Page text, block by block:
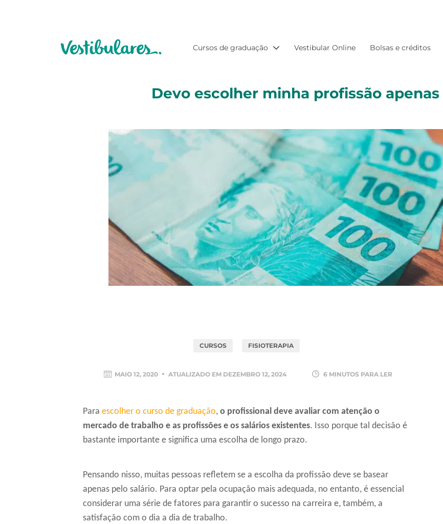
Cursos de graduação Vestibular Online Bolsas e créditos
Devo escolher minha profissão apenas
CURSOS FISIOTERAPIA
MAIO 12, 2020 ATUALIZADO EM DEZEMBRO 12, 2024 6 MINUTOS PARA LER
Para escolher o curso de graduação, o profissional deve avaliar com atenção o
mercado de trabalho e as profissões e os salários existentes. Isso porque tal decisão é
bastante importante e significa uma escolha de longo prazo.
Pensando nisso, muitas pessoas refletem se a escolha da profissão deve se basear
apenas pelo salário. Para optar pela ocupação mais adequada, no entanto, é essencial
considerar uma série de fatores para garantir o sucesso na carreira e, também, a
satisfação com o dia a dia de trabalho.